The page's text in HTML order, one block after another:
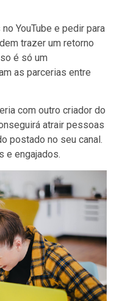
YouTube e pedir para
trazer um retorno
é só um
as parcerias entre
com outro criador do
atrair pessoas
postado no seu canal.
e engajados.